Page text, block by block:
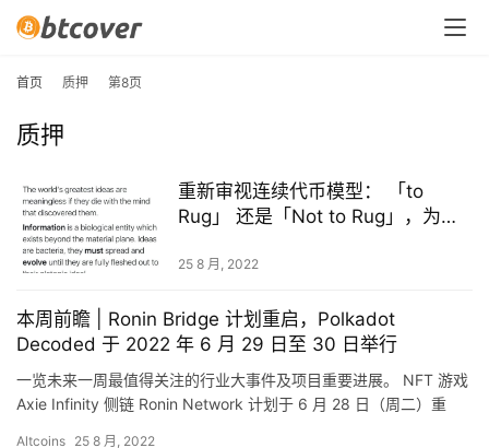
首页 质押 第8页
质押
重新审视连续代币模型： 「to
Rug」 还是「Not to Rug」，为什
25 8 月, 2022
本周前瞻 | Ronin Bridge 计划重启，Polkadot
Decoded 于 2022 年 6 月 29 日至 30 日举行
一览未来一周最值得关注的行业大事件及项目重要进展。 NFT 游戏
Axie Infinity 侧链 Ronin Network 计划于 6 月 28 日（周二）重
Altcoins 25 8 月, 2022